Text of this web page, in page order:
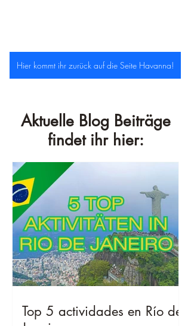
Hier kommt ihr zurück auf die Seite Havanna!
Aktuelle Blog Beiträge
findet ihr hier:
Top 5 actividades en Río de